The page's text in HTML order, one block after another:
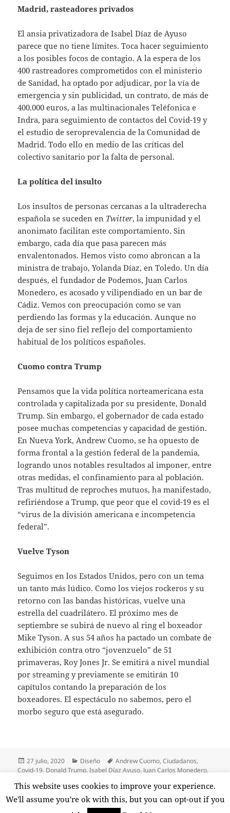
Madrid, rasteadores privados
El ansia privatizadora de Isabel Díaz de Ayuso
parece que no tiene límites. Toca hacer seguimiento
a los posibles focos de contagio. A la espera de los
400 rastreadores comprometidos con el ministerio
de Sanidad, ha optado por adjudicar, por la vía de
emergencia y sin publicidad, un contrato, de más de
400.000 euros, a las multinacionales Teléfonica e
Indra, para seguimiento de contactos del Covid-19 y
el estudio de seroprevalencia de la Comunidad de
Madrid. Todo ello en medio de las críticas del
colectivo sanitario por la falta de personal.
La política del insulto
Los insultos de personas cercanas a la ultraderecha
española se suceden en Twitter, la impunidad y el
anonimato facilitan este comportamiento. Sin
embargo, cada día que pasa parecen más
envalentonados. Hemos visto como abroncan a la
ministra de trabajo, Yolanda Díaz, en Toledo. Un día
después, el fundador de Podemos, Juan Carlos
Monedero, es acosado y vilipendiado en un bar de
Cádiz. Vemos con preocupación como se van
perdiendo las formas y la educación. Aunque no
deja de ser sino fiel reflejo del comportamiento
habitual de los políticos españoles.
Cuomo contra Trump
Pensamos que la vida política norteamericana esta
controlada y capitalizada por su presidente, Donald
Trump. Sin embargo, el gobernador de cada estado
posee muchas competencias y capacidad de gestión.
En Nueva York, Andrew Cuomo, se ha opuesto de
forma frontal a la gestión federal de la pandemia,
logrando unos notables resultados al imponer, entre
otras medidas, el confinamiento para al población.
Tras multitud de reproches mutuos, ha manifestado,
refiriéndose a Trump, que peor que el covid-19 es el
“virus de la división americana e incompetencia
federal”.
Vuelve Tyson
Seguimos en los Estados Unidos, pero con un tema
un tanto más lúdico. Como los viejos rockeros y su
retorno con las bandas históricas, vuelve una
estrella del cuadrilátero. El próximo mes de
septiembre se subirá de nuevo al ring el boxeador
Mike Tyson. A sus 54 años ha pactado un combate de
exhibición contra otro “jovenzuelo” de 51
primaveras, Roy Jones Jr. Se emitirá a nivel mundial
por streaming y previamente se emitirán 10
capítulos contando la preparación de los
boxeadores. El espectáculo no sabemos, pero el
morbo seguro que está asegurado.
Publicado
el
27 julio, 2020 Categorías
Diseño Etiquetas
Andrew Cuomo,Ciudadanos,
Covid-19, Donald Trump,Isabel Díaz Ayuso, Juan Carlos Monedero,
Deja un comentarioen Bogando por la red: Toni Cantó, el superviviente
This website uses cookies to improve your experience.
We'll assume you're ok with this, but you can opt-out if you